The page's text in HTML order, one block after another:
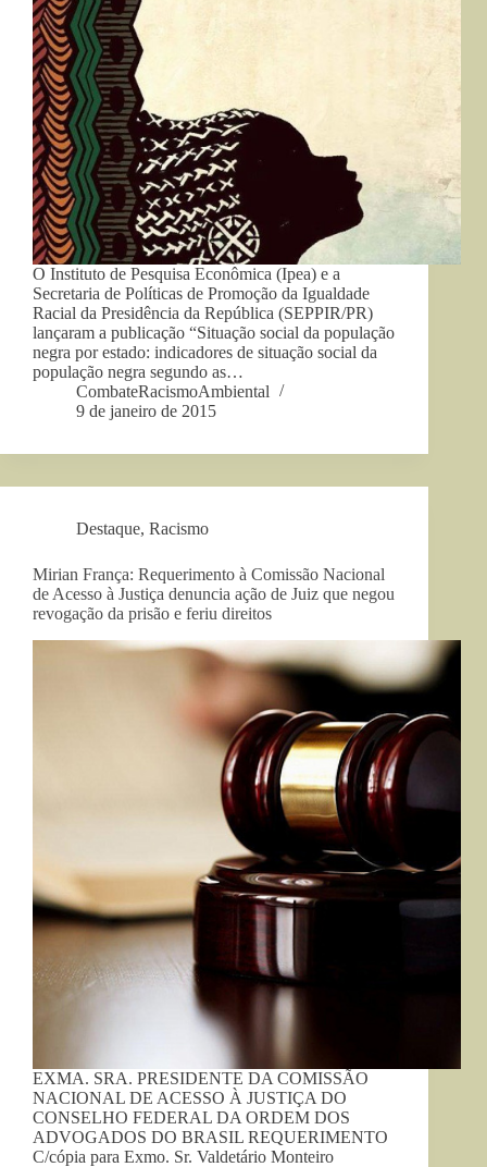
O Instituto de Pesquisa Econômica (Ipea) e a
Secretaria de Políticas de Promoção da Igualdade
Racial da Presidência da República (SEPPIR/PR)
lançaram a publicação “Situação social da população
negra por estado: indicadores de situação social da
população negra segundo as…
CombateRacismoAmbiental
9 de janeiro de 2015
Destaque, Racismo
Mirian França: Requerimento à Comissão Nacional
de Acesso à Justiça denuncia ação de Juiz que negou
revogação da prisão e feriu direitos
EXMA. SRA. PRESIDENTE DA COMISSÃO
NACIONAL DE ACESSO À JUSTIÇA DO
CONSELHO FEDERAL DA ORDEM DOS
ADVOGADOS DO BRASIL REQUERIMENTO
C/cópia para Exmo. Sr. Valdetário Monteiro